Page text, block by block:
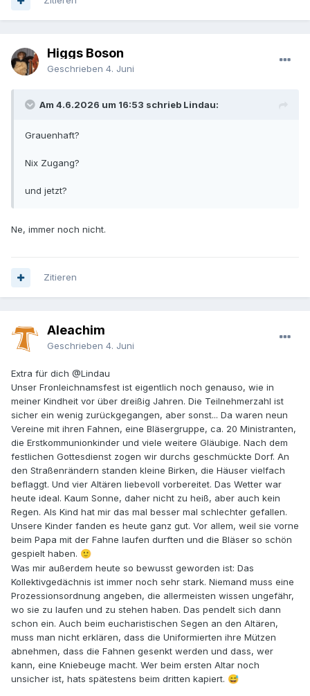
Higgs Boson
Geschrieben 4. Juni
Am 4.6.2026 um 16:53 schrieb Lindau:
Grauenhaft?
Nix Zugang?
und jetzt?
Ne, immer noch nicht.
Zitieren
Aleachim
Geschrieben 4. Juni
Extra für dich @Lindau
Unser Fronleichnamsfest ist eigentlich noch genauso, wie in
meiner Kindheit vor über dreißig Jahren. Die Teilnehmerzahl ist
sicher ein wenig zurückgegangen, aber sonst... Da waren neun
Vereine mit ihren Fahnen, eine Bläsergruppe, ca. 20 Ministranten,
die Erstkommunionkinder und viele weitere Gläubige. Nach dem
festlichen Gottesdienst zogen wir durchs geschmückte Dorf. An
den Straßenrändern standen kleine Birken, die Häuser vielfach
beflaggt. Und vier Altären liebevoll vorbereitet. Das Wetter war
heute ideal. Kaum Sonne, daher nicht zu heiß, aber auch kein
Regen. Als Kind hat mir das mal besser mal schlechter gefallen.
Unsere Kinder fanden es heute ganz gut. Vor allem, weil sie vorne
beim Papa mit der Fahne laufen durften und die Bläser so schön
gespielt haben. 🙂
Was mir außerdem heute so bewusst geworden ist: Das
Kollektivgedächnis ist immer noch sehr stark. Niemand muss eine
Prozessionsordnung angeben, die allermeisten wissen ungefähr,
wo sie zu laufen und zu stehen haben. Das pendelt sich dann
schon ein. Auch beim eucharistischen Segen an den Altären,
muss man nicht erklären, dass die Uniformierten ihre Mützen
abnehmen, dass die Fahnen gesenkt werden und dass, wer
kann, eine Kniebeuge macht. Wer beim ersten Altar noch
unsicher ist, hats spätestens beim dritten kapiert. 😅